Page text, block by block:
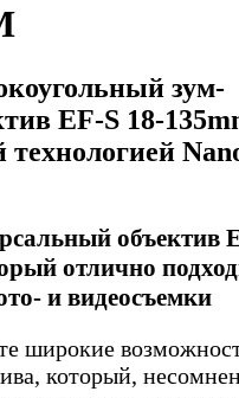
зум-
EF-S 18-
технологией
объектив
отлично
и видеосъемки
широкие
который,